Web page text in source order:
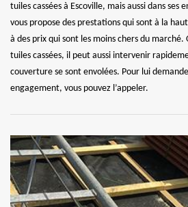
tuiles cassées à Escoville, mais aussi dans ses
vous propose des prestations qui sont à la
à des prix qui sont les moins chers du
tuiles cassées, il peut aussi intervenir
couverture se sont envolées. Pour lui
engagement, vous pouvez l’appeler.